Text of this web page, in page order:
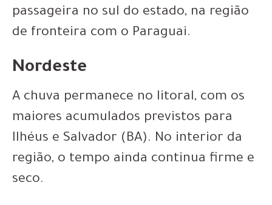
passageira no sul do estado, na região
de fronteira com o Paraguai.
Nordeste
A chuva permanece no litoral, com os
maiores acumulados previstos para
Ilhéus e Salvador (BA). No interior da
região, o tempo ainda continua firme e
seco.